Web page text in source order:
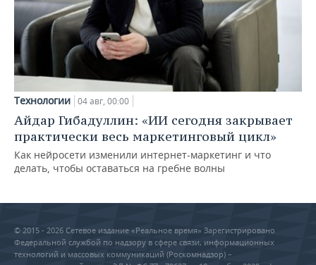
Технологии 04 авг, 00:00
Айдар Гибадуллин: «ИИ сегодня закрывает
практически весь маркетинговый цикл»
Как нейросети изменили интернет-маркетинг и что
делать, чтобы оставаться на гребне волны
© 2015 - 2026 Сетевое издание «Реальное время» Зарегистрировано
Федеральной службой по надзору в сфере связи, информационных
технологий и массовых коммуникаций (Роскомнадзор) –